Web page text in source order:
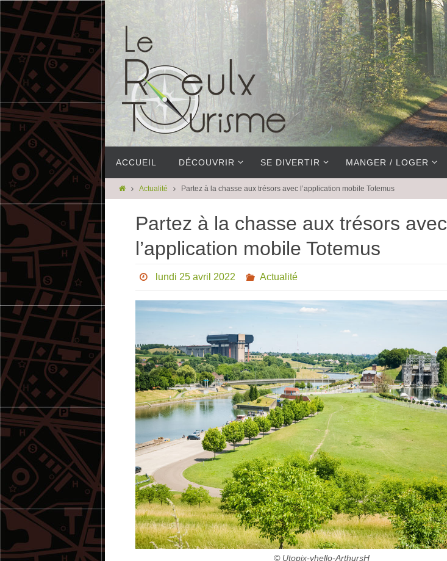
ACCUEIL DÉCOUVRIR SE DIVERTIR MANGER / LOGER
Actualité Partez à la chasse aux trésors avec l’application mobile Totemus
Partez à la chasse aux trésors avec
l’application mobile Totemus
lundi 25 avril 2022 Actualité
© Utopix-vhello-ArthursH